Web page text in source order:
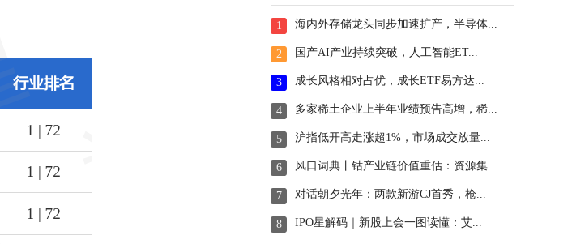
1 海内外存储龙头同步加速扩产，半导体...
2 国产AI产业持续突破，人工智能ET...
3 成长风格相对占优，成长ETF易方达...
4 多家稀土企业上半年业绩预告高增，稀...
5 沪指低开高走涨超1%，市场成交放量...
6 风口词典丨钴产业链价值重估：资源集...
7 对话朝夕光年：两款新游CJ首秀，枪...
8 IPO星解码｜新股上会一图读懂：艾...